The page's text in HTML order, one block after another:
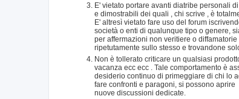
E' vietato portare avanti diatribe personali
e dimostrabili dei quali , chi scrive , è
E' altresì vietato fare uso del forum
società o enti di qualunque tipo o genere,
per affermazioni non veritiere o
ripetutamente sullo stesso e trovandone
Non è tollerato criticare un qualsiasi
vacanza ecc ecc . Tale comportamento è
desiderio continuo di primeggiare di chi lo
fare confronti e paragoni, si possono aprire
nuove discussioni dedicate.